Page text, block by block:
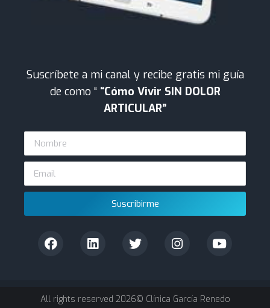
Suscríbete a mi canal y recibe gratis mi guía
de como “ “Cómo Vivir SIN DOLOR
ARTICULAR”
Suscribirme
All rights reserved 2026© Clínica García Renedo